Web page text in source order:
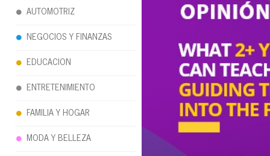
AUTOMOTRIZ
NEGOCIOS Y FINANZAS
EDUCACION
ENTRETENIMIENTO
FAMILIA Y HOGAR
MODA Y BELLEZA